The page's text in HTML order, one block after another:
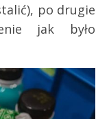
po drugie
jak było